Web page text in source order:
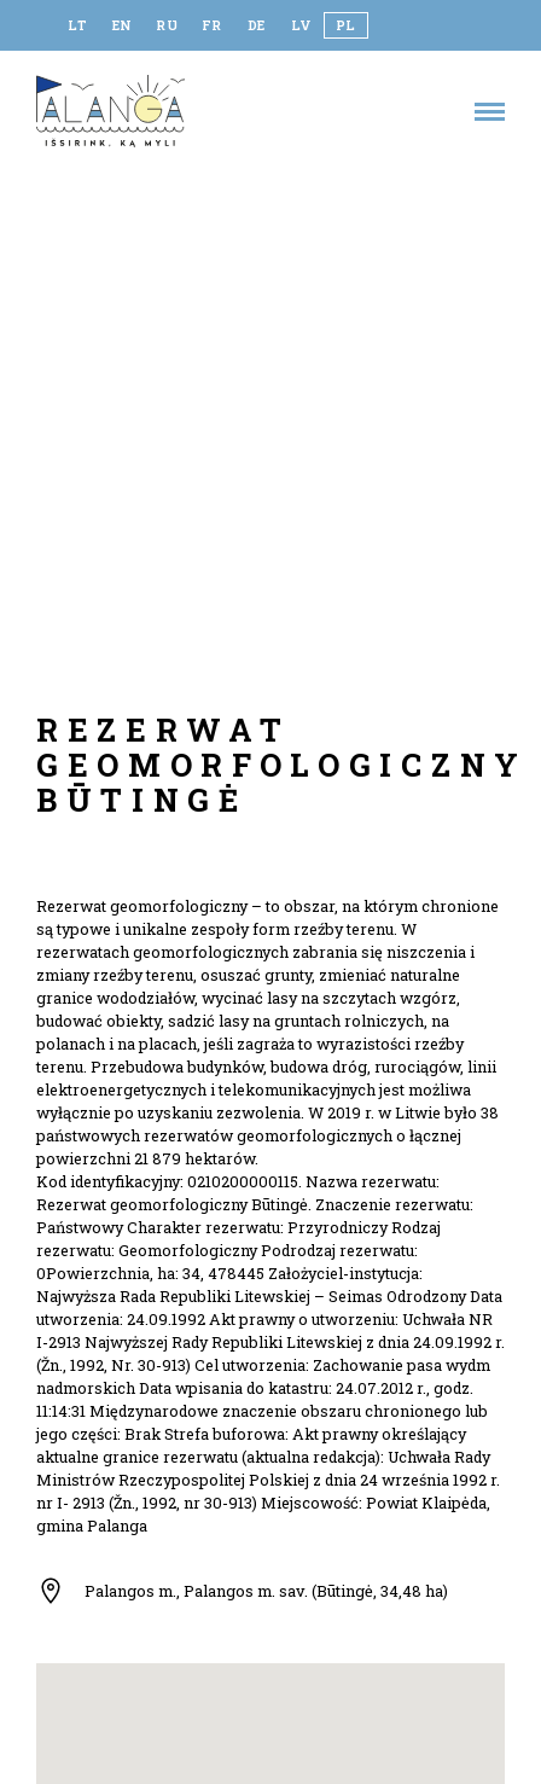
LT EN RU FR DE LV PL
REZERWAT
GEOMORFOLOGICZNY
BŪTINGĖ
Rezerwat geomorfologiczny – to obszar, na którym chronione
są typowe i unikalne zespoły form rzeźby terenu. W
rezerwatach geomorfologicznych zabrania się niszczenia i
zmiany rzeźby terenu, osuszać grunty, zmieniać naturalne
granice wododziałów, wycinać lasy na szczytach wzgórz,
budować obiekty, sadzić lasy na gruntach rolniczych, na
polanach i na placach, jeśli zagraża to wyrazistości rzeźby
terenu. Przebudowa budynków, budowa dróg, rurociągów, linii
elektroenergetycznych i telekomunikacyjnych jest możliwa
wyłącznie po uzyskaniu zezwolenia. W 2019 r. w Litwie było 38
państwowych rezerwatów geomorfologicznych o łącznej
powierzchni 21 879 hektarów.
Kod identyfikacyjny: 0210200000115. Nazwa rezerwatu:
Rezerwat geomorfologiczny Būtingė. Znaczenie rezerwatu:
Państwowy Charakter rezerwatu: Przyrodniczy Rodzaj
rezerwatu: Geomorfologiczny Podrodzaj rezerwatu:
0Powierzchnia, ha: 34, 478445 Założyciel-instytucja:
Najwyższa Rada Republiki Litewskiej – Seimas Odrodzony Data
utworzenia: 24.09.1992 Akt prawny o utworzeniu: Uchwała NR
I-2913 Najwyższej Rady Republiki Litewskiej z dnia 24.09.1992 r.
(Žn., 1992, Nr. 30-913) Cel utworzenia: Zachowanie pasa wydm
nadmorskich Data wpisania do katastru: 24.07.2012 r., godz.
11:14:31 Międzynarodowe znaczenie obszaru chronionego lub
jego części: Brak Strefa buforowa: Akt prawny określający
aktualne granice rezerwatu (aktualna redakcja): Uchwała Rady
Ministrów Rzeczypospolitej Polskiej z dnia 24 września 1992 r.
nr I- 2913 (Žn., 1992, nr 30-913) Miejscowość: Powiat Klaipėda,
gmina Palanga
Palangos m., Palangos m. sav. (Būtingė, 34,48 ha)